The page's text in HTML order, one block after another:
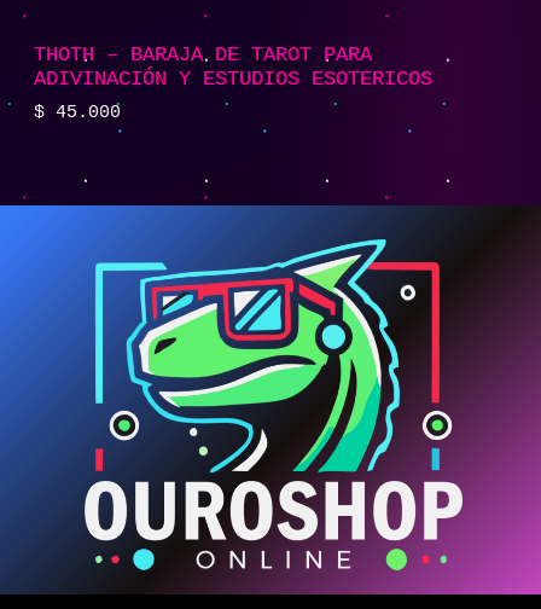
THOTH – BARAJA DE TAROT PARA
ADIVINACIÓN Y ESTUDIOS ESOTERICOS
$ 45.000